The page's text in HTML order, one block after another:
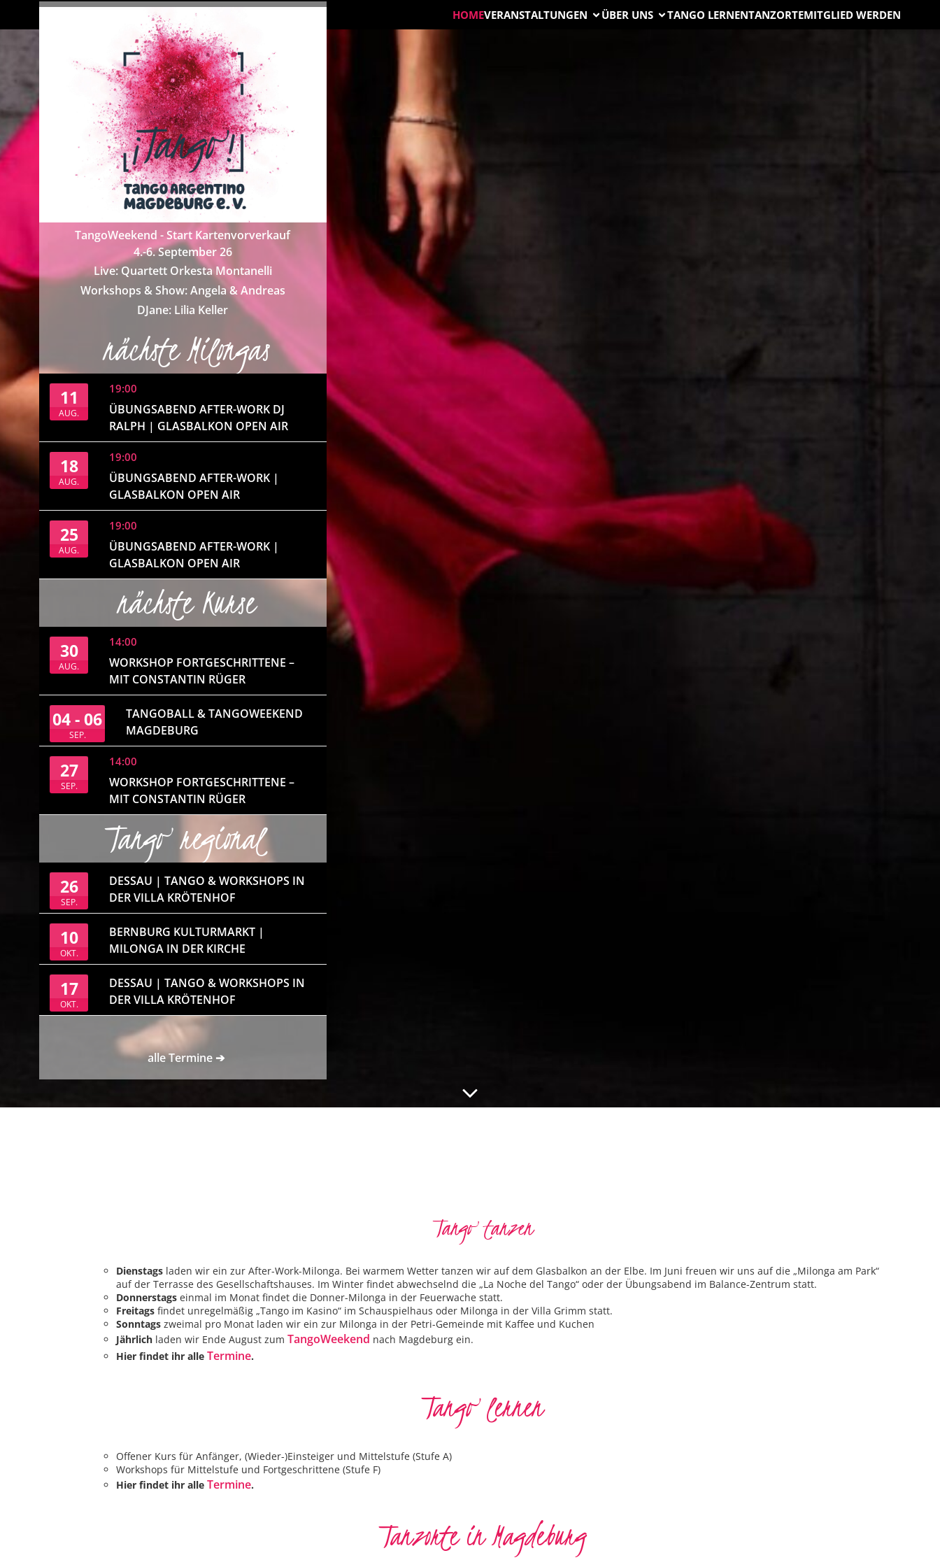
HOMEVERANSTALTUNGEN ÜBER UNS TANGO LERNENTANZORTEMITGLIED WERDEN
TangoWeekend - Start Kartenvorverkauf
4.-6. September 26
Live: Quartett Orkesta Montanelli
Workshops & Show: Angela & Andreas
DJane: Lilia Keller
nächste Milongas
11
AUG.
19:00
ÜBUNGSABEND AFTER-WORK DJ
RALPH | GLASBALKON OPEN AIR
18
AUG.
19:00
ÜBUNGSABEND AFTER-WORK |
GLASBALKON OPEN AIR
25
AUG.
19:00
ÜBUNGSABEND AFTER-WORK |
GLASBALKON OPEN AIR
nächste Kurse
30
AUG.
14:00
WORKSHOP FORTGESCHRITTENE –
MIT CONSTANTIN RÜGER
04 - 06
SEP.
TANGOBALL & TANGOWEEKEND
MAGDEBURG
27
SEP.
14:00
WORKSHOP FORTGESCHRITTENE –
MIT CONSTANTIN RÜGER
Tango regional
26
SEP.
DESSAU | TANGO & WORKSHOPS IN
DER VILLA KRÖTENHOF
10
OKT.
BERNBURG KULTURMARKT |
MILONGA IN DER KIRCHE
17
OKT.
DESSAU | TANGO & WORKSHOPS IN
DER VILLA KRÖTENHOF
alle Termine ➔
Tango tanzen
Dienstags laden wir ein zur After-Work-Milonga. Bei warmem Wetter tanzen wir auf dem Glasbalkon an der Elbe. Im Juni freuen wir uns auf die „Milonga am Park“
auf der Terrasse des Gesellschaftshauses. Im Winter findet abwechselnd die „La Noche del Tango“ oder der Übungsabend im Balance-Zentrum statt.
Donnerstags einmal im Monat findet die Donner-Milonga in der Feuerwache statt.
Freitags findet unregelmäßig „Tango im Kasino“ im Schauspielhaus oder Milonga in der Villa Grimm statt.
Sonntags zweimal pro Monat laden wir ein zur Milonga in der Petri-Gemeinde mit Kaffee und Kuchen
Jährlich laden wir Ende August zum TangoWeekend nach Magdeburg ein.
Hier findet ihr alle Termine.
Tango lernen
Offener Kurs für Anfänger, (Wieder-)Einsteiger und Mittelstufe (Stufe A)
Workshops für Mittelstufe und Fortgeschrittene (Stufe F)
Hier findet ihr alle Termine.
Tanzorte in Magdeburg